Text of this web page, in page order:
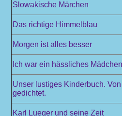
Slowakische Märchen
Das richtige Himmelblau
Morgen ist alles besser
Ich war ein hässliches Mädchen
Unser lustiges Kinderbuch.
gedichtet.
Karl Lueger und seine Zeit